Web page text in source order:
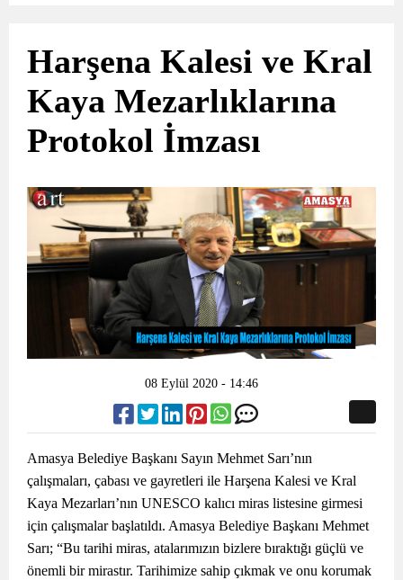
Harşena Kalesi ve Kral
Kaya Mezarlıklarına
Protokol İmzası
08 Eylül 2020 - 14:46
Amasya Belediye Başkanı Sayın Mehmet Sarı’nın
çalışmaları, çabası ve gayretleri ile Harşena Kalesi ve Kral
Kaya Mezarları’nın UNESCO kalıcı miras listesine girmesi
için çalışmalar başlatıldı. Amasya Belediye Başkanı Mehmet
Sarı; “Bu tarihi miras, atalarımızın bizlere bıraktığı güçlü ve
önemli bir mirastır. Tarihimize sahip çıkmak ve onu korumak